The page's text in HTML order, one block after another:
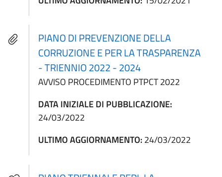
PIANO DI PREVENZIONE DELLA
CORRUZIONE E PER LA TRASPARENZA
- TRIENNIO 2022 - 2024
AVVISO PROCEDIMENTO PTPCT 2022
DATA INIZIALE DI PUBBLICAZIONE:
24/03/2022
ULTIMO AGGIORNAMENTO:24/03/2022